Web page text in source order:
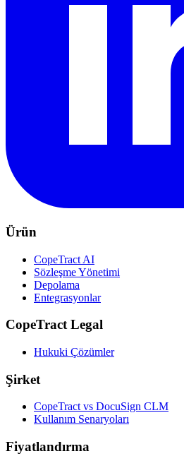
Ürün
CopeTract AI
Sözleşme Yönetimi
Depolama
Entegrasyonlar
CopeTract Legal
Hukuki Çözümler
Şirket
CopeTract vs DocuSign CLM
Kullanım Senaryoları
Fiyatlandırma